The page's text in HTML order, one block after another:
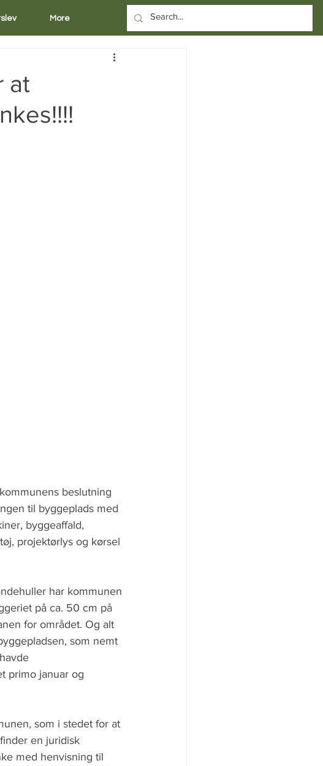
More
at
beslutning
til byggeplads med
byggeaffald,
projektørlys og kørsel
har kommunen
på ca. 50 cm på
for området. Og alt
som nemt
primo januar og
som i stedet for at
en juridisk
med henvisning til